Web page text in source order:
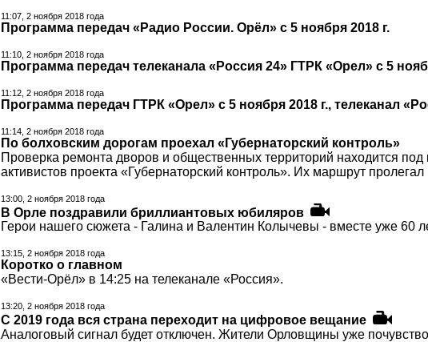
11:07, 2 ноября 2018 года
Программа передач «Радио России. Орёл» с 5 ноября 2018 г.
11:10, 2 ноября 2018 года
Программа передач телеканала «Россия 24» ГТРК «Орел» с 5
11:12, 2 ноября 2018 года
Программа передач ГТРК «Орел» с 5 ноября 2018 г., телеканал
11:14, 2 ноября 2018 года
По болховским дорогам проехал «Губернаторский контроль»
Проверка ремонта дворов и общественных территорий находится под
активистов проекта «Губернаторский контроль». Их маршрут пролегал
13:00, 2 ноября 2018 года
В Орле поздравили бриллиантовых юбиляров
Герои нашего сюжета - Галина и Валентин Колычевы - вместе уже 60
13:15, 2 ноября 2018 года
Коротко о главном
«Вести-Орёл» в 14:25 на телеканале «Россия».
13:20, 2 ноября 2018 года
С 2019 года вся страна переходит на цифровое вещание
Аналоговый сигнал будет отключен. Жители Орловщины уже